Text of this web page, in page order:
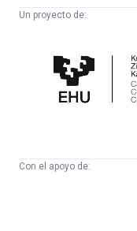
Un proyecto de:
Cultura
Científica
Con el apoyo de: